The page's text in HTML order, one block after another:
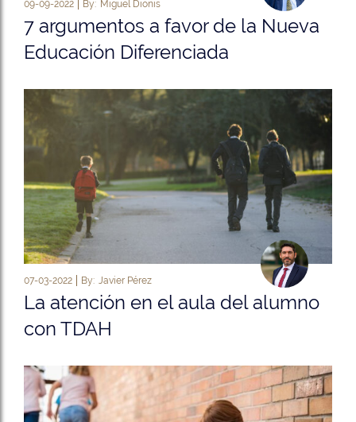
09-09-2022 By: Miguel Dionis
7 argumentos a favor de la Nueva
Educación Diferenciada
07-03-2022 By: Javier Pérez
La atención en el aula del alumno
con TDAH